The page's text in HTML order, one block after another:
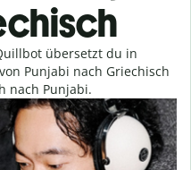
übersetzt du in
Punjabi nach Griechisch
nach Punjabi.